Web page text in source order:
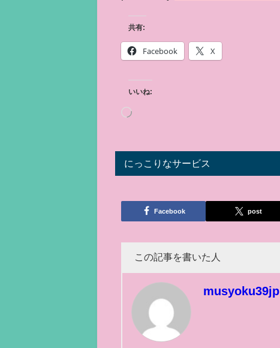
共有:
Facebook X
いいね:
にっこりなサービス
Facebook post
この記事を書いた人
musyoku39jp